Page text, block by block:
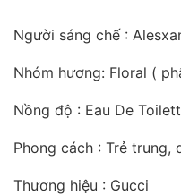
Người sáng chế :
Nhóm hương: Floral (
Nồng độ : Eau De
Phong cách : Trẻ trung,
Thương hiệu : Gucci